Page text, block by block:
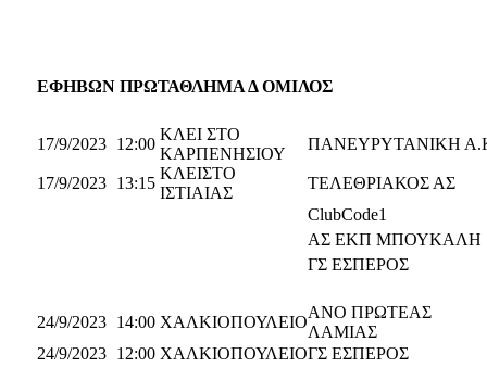
ΕΦΗΒΩΝ ΠΡΩΤΑΘΛΗΜΑ Δ ΟΜΙΛΟΣ
17/9/2023 12:00
ΚΛΕΙ ΣΤΟ
ΚΑΡΠΕΝΗΣΙΟΥ
ΠΑΝΕΥΡΥΤΑΝΙΚΗ
17/9/2023 13:15
ΚΛΕΙΣΤΟ
ΙΣΤΙΑΙΑΣ
ΤΕΛΕΘΡΙΑΚΟΣ ΑΣ
ClubCode1
ΑΣ ΕΚΠ ΜΠΟΥΚΑΛΗ
ΓΣ ΕΣΠΕΡΟΣ
24/9/2023 14:00 ΧΑΛΚΙΟΠΟΥΛΕΙΟ
ΑΝΟ ΠΡΩΤΕΑΣ
ΛΑΜΙΑΣ
24/9/2023 12:00 ΧΑΛΚΙΟΠΟΥΛΕΙΟΓΣ ΕΣΠΕΡΟΣ